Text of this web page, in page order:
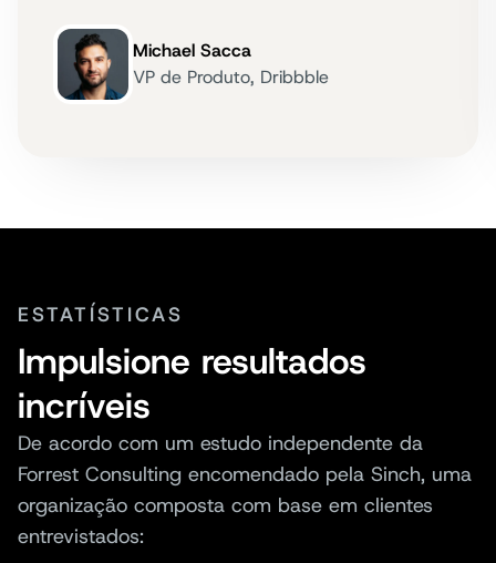
Michael Sacca
VP de Produto, Dribbble
ESTATÍSTICAS
Impulsione resultados
incríveis
De acordo com um estudo independente da
Forrest Consulting encomendado pela Sinch, uma
organização composta com base em clientes
entrevistados: